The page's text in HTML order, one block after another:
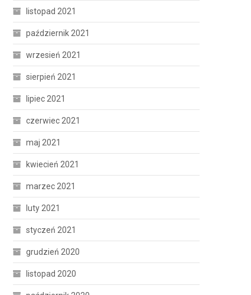
listopad 2021
październik 2021
wrzesień 2021
sierpień 2021
lipiec 2021
czerwiec 2021
maj 2021
kwiecień 2021
marzec 2021
luty 2021
styczeń 2021
grudzień 2020
listopad 2020